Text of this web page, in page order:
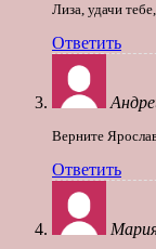
Лиза, удачи
Ответить
Верните
Ответить